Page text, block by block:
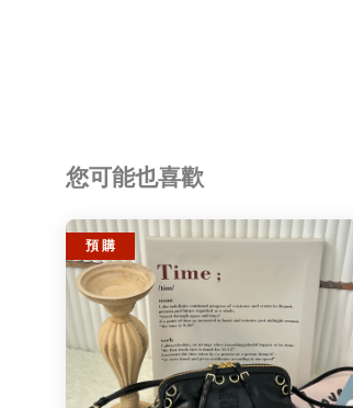
您可能也喜歡
預 購